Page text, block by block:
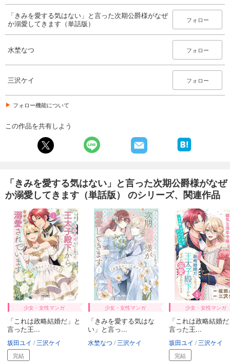
「きみを愛する気はない」と言った次期公爵様がなぜ
か溺愛してきます（単話版）
フォロー
水埜なつ フォロー
三沢ケイ フォロー
フォロー機能について
この作品を共有しよう
「きみを愛する気はない」と言った次期公爵様がなぜ
か溺愛してきます（単話版） のシリーズ、関連作品
少女・女性マンガ
「これは政略結婚だ」と
言った王...
坂田ユイ 三沢ケイ
完結
少女・女性マンガ
「きみを愛する気はな
い」と言っ...
水埜なつ 三沢ケイ
少女・女性マンガ
「これは政略結婚
言った王...
坂田ユイ 三沢ケイ
完結